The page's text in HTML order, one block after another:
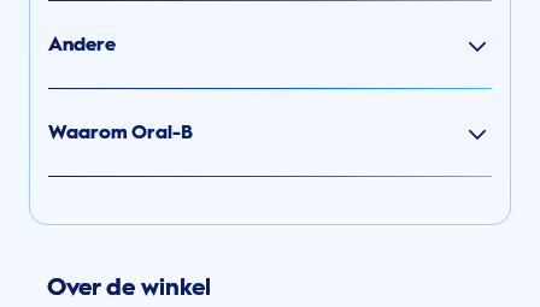
Andere
Waarom Oral-B
Over de winkel